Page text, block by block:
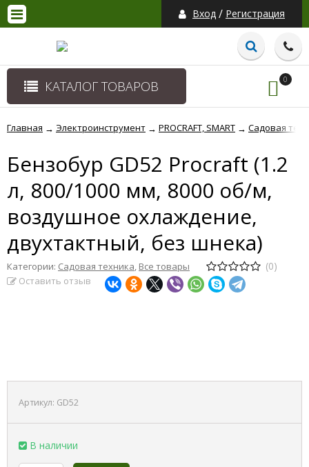
Вход / Регистрация
КАТАЛОГ ТОВАРОВ 0
Главная → Электроинструмент → PROCRAFT, SMART → Садовая
Бензобур GD52 Procraft (1.2
л, 800/1000 мм, 8000 об/м,
воздушное охлаждение,
двухтактный, без шнека)
Категории: Садовая техника, Все товары (0)
Оставить отзыв
Артикул: GD52
В наличии